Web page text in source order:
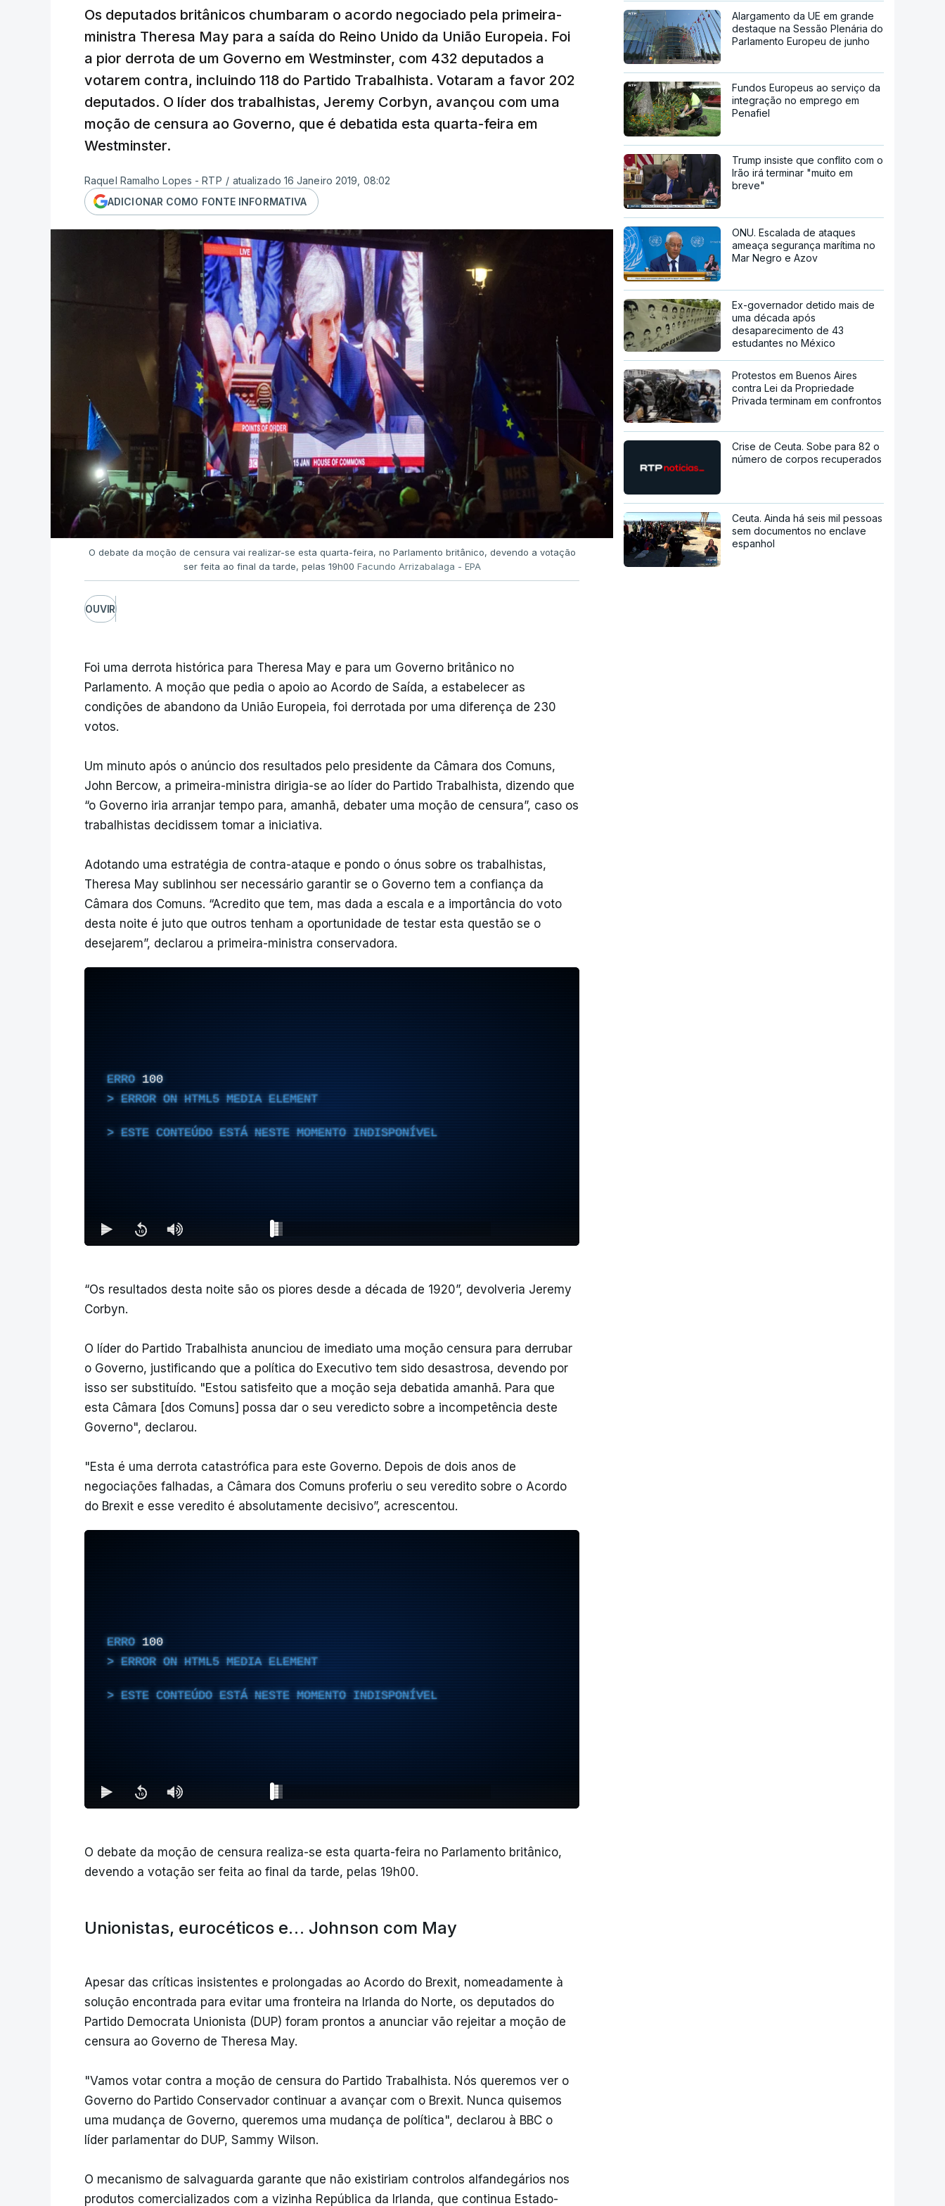
Os deputados britânicos chumbaram o acordo negociado pela primeira-
ministra Theresa May para a saída do Reino Unido da União Europeia. Foi
a pior derrota de um Governo em Westminster, com 432 deputados a
votarem contra, incluindo 118 do Partido Trabalhista. Votaram a favor 202
deputados. O líder dos trabalhistas, Jeremy Corbyn, avançou com uma
moção de censura ao Governo, que é debatida esta quarta-feira em
Westminster.
Raquel Ramalho Lopes - RTP / atualizado 16 Janeiro 2019, 08:02
ADICIONAR COMO FONTE INFORMATIVA
O debate da moção de censura vai realizar-se esta quarta-feira, no Parlamento britânico, devendo a votação
ser feita ao final da tarde, pelas 19h00 Facundo Arrizabalaga - EPA
OUVIR
Foi uma derrota histórica para Theresa May e para um Governo britânico no
Parlamento. A moção que pedia o apoio ao Acordo de Saída, a estabelecer as
condições de abandono da União Europeia, foi derrotada por uma diferença de 230
votos.
Um minuto após o anúncio dos resultados pelo presidente da Câmara dos Comuns,
John Bercow, a primeira-ministra dirigia-se ao líder do Partido Trabalhista, dizendo que
“o Governo iria arranjar tempo para, amanhã, debater uma moção de censura”, caso os
trabalhistas decidissem tomar a iniciativa.
Adotando uma estratégia de contra-ataque e pondo o ónus sobre os trabalhistas,
Theresa May sublinhou ser necessário garantir se o Governo tem a confiança da
Câmara dos Comuns. “Acredito que tem, mas dada a escala e a importância do voto
desta noite é juto que outros tenham a oportunidade de testar esta questão se o
desejarem”, declarou a primeira-ministra conservadora.
ERRO 100
ERROR ON HTML5 MEDIA ELEMENT
ESTE CONTEÚDO ESTÁ NESTE MOMENTO INDISPONÍVEL
“Os resultados desta noite são os piores desde a década de 1920”, devolveria Jeremy
Corbyn.
O líder do Partido Trabalhista anunciou de imediato uma moção censura para derrubar
o Governo, justificando que a política do Executivo tem sido desastrosa, devendo por
isso ser substituído. "Estou satisfeito que a moção seja debatida amanhã. Para que
esta Câmara [dos Comuns] possa dar o seu veredicto sobre a incompetência deste
Governo", declarou.
"Esta é uma derrota catastrófica para este Governo. Depois de dois anos de
negociações falhadas, a Câmara dos Comuns proferiu o seu veredito sobre o Acordo
do Brexit e esse veredito é absolutamente decisivo”, acrescentou.
ERRO 100
ERROR ON HTML5 MEDIA ELEMENT
ESTE CONTEÚDO ESTÁ NESTE MOMENTO INDISPONÍVEL
O debate da moção de censura realiza-se esta quarta-feira no Parlamento britânico,
devendo a votação ser feita ao final da tarde, pelas 19h00.
Unionistas, eurocéticos e… Johnson com May
Apesar das críticas insistentes e prolongadas ao Acordo do Brexit, nomeadamente à
solução encontrada para evitar uma fronteira na Irlanda do Norte, os deputados do
Partido Democrata Unionista (DUP) foram prontos a anunciar vão rejeitar a moção de
censura ao Governo de Theresa May.
"Vamos votar contra a moção de censura do Partido Trabalhista. Nós queremos ver o
Governo do Partido Conservador continuar a avançar com o Brexit. Nunca quisemos
uma mudança de Governo, queremos uma mudança de política", declarou à BBC o
líder parlamentar do DUP, Sammy Wilson.
O mecanismo de salvaguarda garante que não existiriam controlos alfandegários nos
produtos comercializados com a vizinha República da Irlanda, que continua Estado-
Alargamento da UE em grande
destaque na Sessão Plenária do
Parlamento Europeu de junho
Fundos Europeus ao serviço da
integração no emprego em
Penafiel
Trump insiste que conflito com o
Irão irá terminar "muito em
breve"
ONU. Escalada de ataques
ameaça segurança marítima no
Mar Negro e Azov
Ex-governador detido mais de
uma década após
desaparecimento de 43
estudantes no México
Protestos em Buenos Aires
contra Lei da Propriedade
Privada terminam em confrontos
Crise de Ceuta. Sobe para 82 o
número de corpos recuperados
Ceuta. Ainda há seis mil pessoas
sem documentos no enclave
espanhol